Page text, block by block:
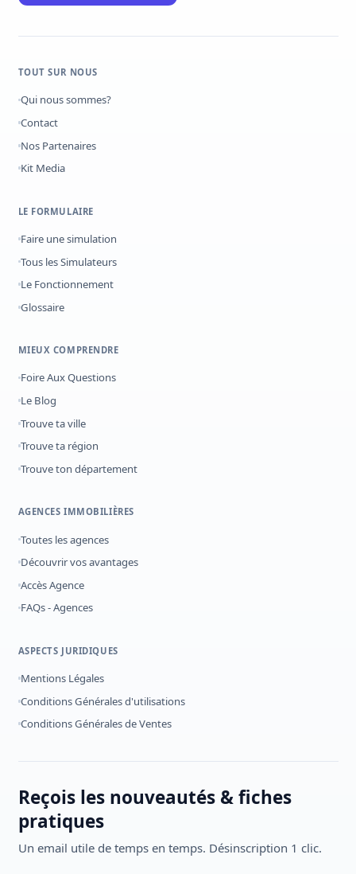
TOUT SUR NOUS
Qui nous sommes?
Contact
Nos Partenaires
Kit Media
LE FORMULAIRE
Faire une simulation
Tous les Simulateurs
Le Fonctionnement
Glossaire
MIEUX COMPRENDRE
Foire Aux Questions
Le Blog
Trouve ta ville
Trouve ta région
Trouve ton département
AGENCES IMMOBILIÈRES
Toutes les agences
Découvrir vos avantages
Accès Agence
FAQs - Agences
ASPECTS JURIDIQUES
Mentions Légales
Conditions Générales d'utilisations
Conditions Générales de Ventes
Reçois les nouveautés & fiches
pratiques
Un email utile de temps en temps. Désinscription 1 clic.